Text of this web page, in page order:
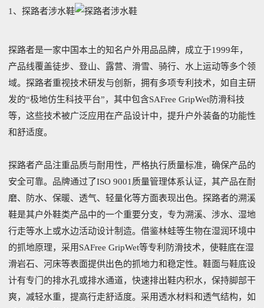
1、探路者涉水鞋
探路者是一家中国本土的知名户外用品品牌，成立于1999年，
产品线覆盖徒步、登山、露营、滑雪、骑行、水上运动等多个领
域。探路者重视技术研发与创新，拥有多项专利技术，如自主研
发的“极地仿生科技平台”，其中包含SAFree GripWet防滑科技
等，这些技术被广泛应用在产品设计中，提升户外装备的功能性
和舒适度。
探路者产品注重品质与耐用性，严格执行质量标准，确保产品的
安全可靠。品牌通过了ISO 9001质量管理体系认证，其产品在耐
磨、防水、保暖、透气、轻量化等方面表现出色。探路者的溯溪
鞋是其户外鞋类产品中的一个重要分支，专为溯溪、涉水、湿地
行走等水上或水边活动设计制造。借鉴林蛙等生物在湿润环境中
的抓地原理，采用SAFree GripWet等专利防滑技术，使鞋底在湿
滑岩石、河床等表面提供出色的抓地力和稳定性。鞋面与鞋底设
计有专门的排水孔或排水通道，快速排出鞋内积水，保持脚部干
爽，减轻水重，提高行走舒适度。采用透水材料和透气结构，如